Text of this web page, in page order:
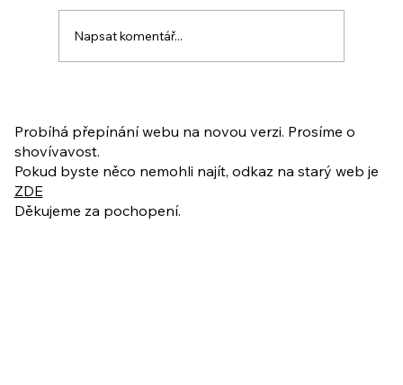
ukázkové lekce
Napsat komentář...
Probíhá přepínání webu na novou verzi. Prosíme o
shovívavost.
Pokud byste něco nemohli najít, odkaz na starý web je
ZDE
Děkujeme za pochopení.